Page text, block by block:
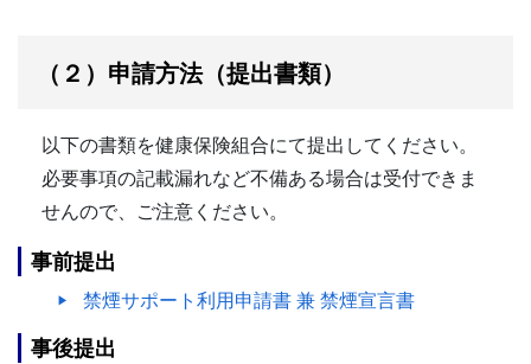
（２）申請方法（提出書類）
以下の書類を健康保険組合にて提出してください。
必要事項の記載漏れなど不備ある場合は受付できま
せんので、ご注意ください。
事前提出
禁煙サポート利用申請書 兼 禁煙宣言書
事後提出